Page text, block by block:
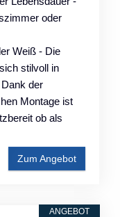
oder
Weiß - Die
stilvoll in
der
Montage ist
ob als
Zum Angebot
ANGEBOT